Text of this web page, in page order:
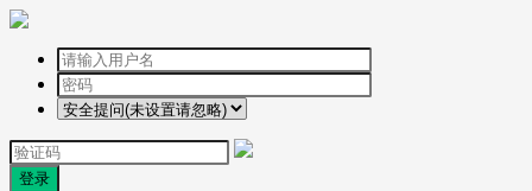
登录